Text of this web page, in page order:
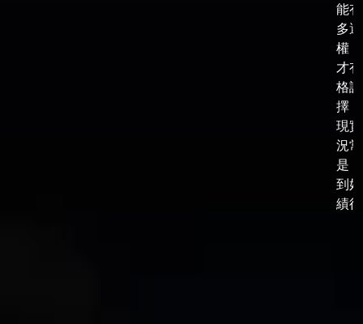
能
多
權
才
格
擇
現
況常
是
到
績